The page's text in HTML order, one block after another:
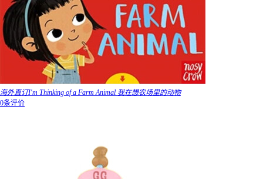
海外直订I'm Thinking of a Farm Animal 我在想农场里的动物
0条评价